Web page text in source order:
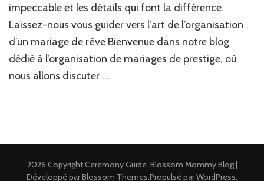
impeccable et les détails qui font la différence.
Laissez-nous vous guider vers l’art de l’organisation
d’un mariage de rêve Bienvenue dans notre blog
dédié à l’organisation de mariages de prestige, où
nous allons discuter …
2026 CopyrightCeremony Guide. Blossom Mommy Blog |
Développé parBlossom Themes.Propulsé parWordPress.